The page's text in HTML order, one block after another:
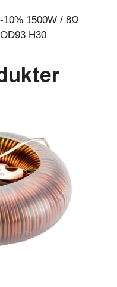
1500W / 8Ω
H30